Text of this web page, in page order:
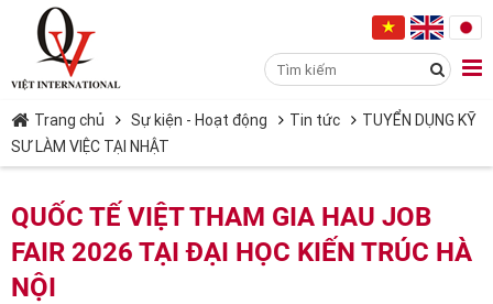
Trang chủ Sự kiện - Hoạt động Tin tức
TUYỂN DỤNG KỸ
SƯ LÀM VIỆC TẠI NHẬT
QUỐC TẾ VIỆT THAM GIA HAU JOB
FAIR 2026 TẠI ĐẠI HỌC KIẾN TRÚC HÀ
NỘI